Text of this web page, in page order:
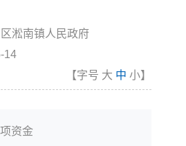
区淞南镇人民政府
14
【字号 大 中 小】
资金